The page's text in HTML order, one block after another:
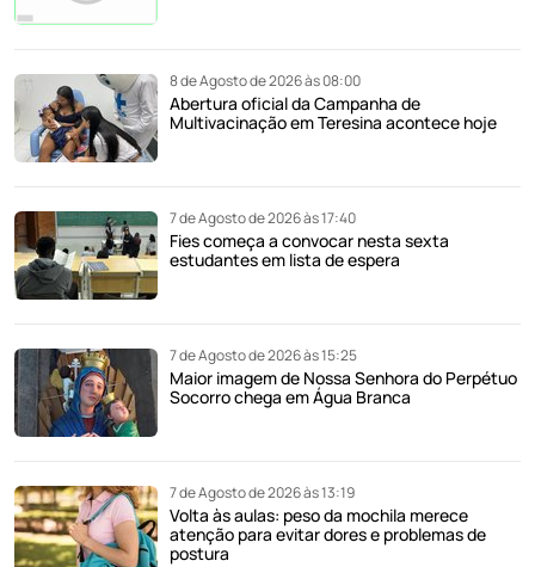
8 de Agosto de 2026 às 08:00
Abertura oficial da Campanha de
Multivacinação em Teresina acontece hoje
7 de Agosto de 2026 às 17:40
Fies começa a convocar nesta sexta
estudantes em lista de espera
7 de Agosto de 2026 às 15:25
Maior imagem de Nossa Senhora do Perpétuo
Socorro chega em Água Branca
7 de Agosto de 2026 às 13:19
Volta às aulas: peso da mochila merece
atenção para evitar dores e problemas de
postura